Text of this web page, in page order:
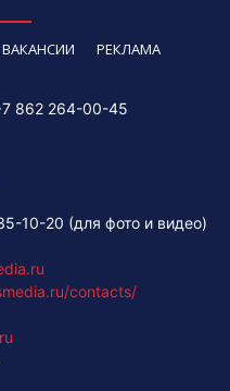
ВАКАНСИИ РЕКЛАМА
862 264-00-45
10-20 (для фото и видео)
contacts/